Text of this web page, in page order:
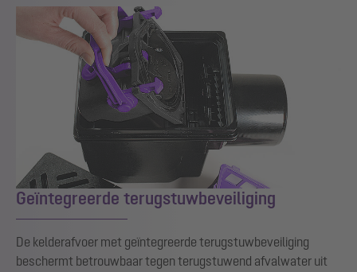
Geïntegreerde terugstuwbeveiliging
De kelderafvoer met geïntegreerde terugstuwbeveiliging
beschermt betrouwbaar tegen terugstuwend afvalwater uit